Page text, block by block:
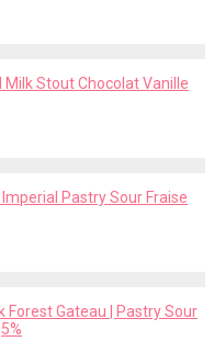
Stout Chocolat Vanille
Pastry Sour Fraise
Forest Gateau | Pastry Sour